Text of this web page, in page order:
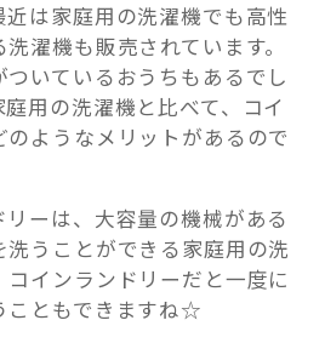
は家庭用の洗濯機でも高性
濯機も販売されています。
いているおうちもあるでし
用の洗濯機と比べて、コイ
ようなメリットがあるので
ーは、大容量の機械がある
洗うことができる家庭用の洗
インランドリーだと一度に
こともできますね☆